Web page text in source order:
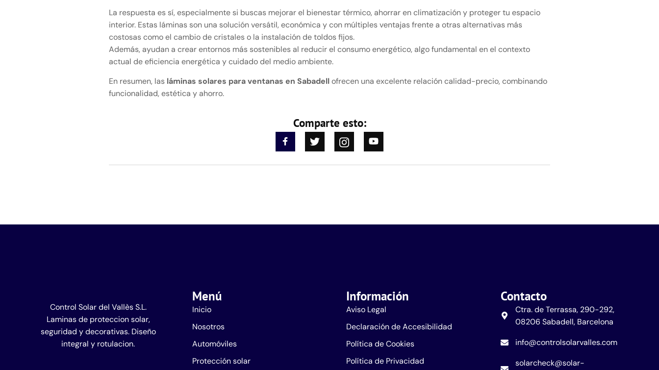
La respuesta es sí, especialmente si buscas mejorar el bienestar térmico, ahorrar en climatización y proteger tu espacio
interior. Estas láminas son una solución versátil, económica y con múltiples ventajas frente a otras alternativas más
costosas como el cambio de cristales o la instalación de toldos fijos.
Además, ayudan a crear entornos más sostenibles al reducir el consumo energético, algo fundamental en el contexto
actual de eficiencia energética y cuidado del medio ambiente.
En resumen, las láminas solares para ventanas en Sabadellofrecen una excelente relación calidad-precio, combinando
funcionalidad, estética y ahorro.
Comparte esto:
Control Solar del Vallès S.L.
Laminas de proteccion solar,
seguridad y decorativas. Diseño
integral y rotulacion.
Menú
Inicio
Nosotros
Automóviles
Protección solar
Información
Aviso Legal
Declaración de Accesibilidad
Política de Cookies
Política de Privacidad
Contacto
Ctra. de Terrassa, 290-292,
08206 Sabadell, Barcelona
info@controlsolarvalles.com
solarcheck@solar-